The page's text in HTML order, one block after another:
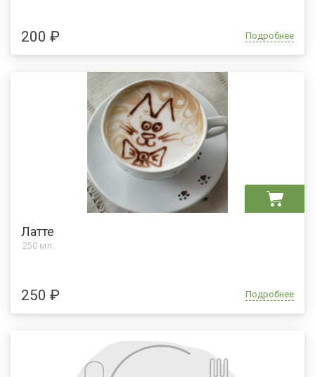
200 ₽ Подробнее
Латте
250 мл.
250 ₽ Подробнее